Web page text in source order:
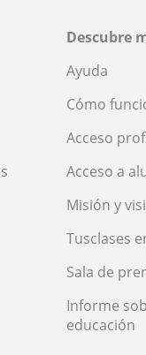
Descubre
Ayuda
Cómo
Acceso
Acceso a
Misión y
Tusclases
Sala de
Informe
educación